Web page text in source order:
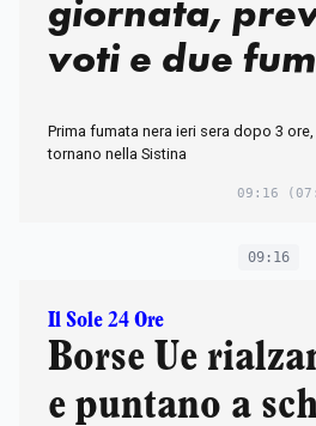
giornata,
voti e due
Prima fumata nera ieri sera dopo 3
tornano nella Sistina
09:16
09:16
Il Sole 24 Ore
Borse Ue
e puntano a